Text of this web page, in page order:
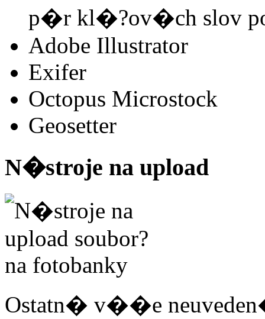
p�r kl�?ov�ch slov
Adobe Illustrator
Exifer
Octopus Microstock
Geosetter
N�stroje na upload
Ostatn� v��e